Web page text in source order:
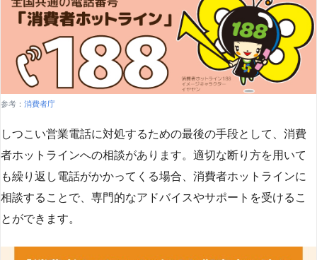
参考： 消費者庁
しつこい営業電話に対処するための最後の手段として、消費
者ホットラインへの相談があります。適切な断り方を用いて
も繰り返し電話がかかってくる場合、消費者ホットラインに
相談することで、専門的なアドバイスやサポートを受けるこ
とができます​​。